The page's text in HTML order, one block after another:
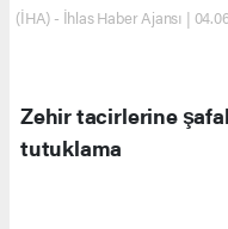
(İHA) - İhlas Haber Ajansı |
Zehir tacirlerine
tutuklama